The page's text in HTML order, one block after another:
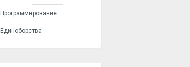
Программирование
Единоборства